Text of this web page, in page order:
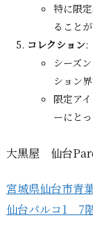
特に限
ることが
コレクション:
シーズ
ション
限定ア
ーにと
大黒屋 仙台
宮城県仙台市青
仙台パルコ1 7